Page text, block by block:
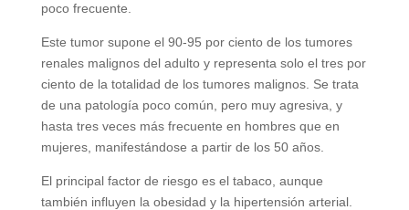
poco frecuente.
Este tumor supone el 90-95 por ciento de los tumores
renales malignos del adulto y representa solo el tres por
ciento de la totalidad de los tumores malignos. Se trata
de una patología poco común, pero muy agresiva, y
hasta tres veces más frecuente en hombres que en
mujeres, manifestándose a partir de los 50 años.
El principal factor de riesgo es el tabaco, aunque
también influyen la obesidad y la hipertensión arterial.